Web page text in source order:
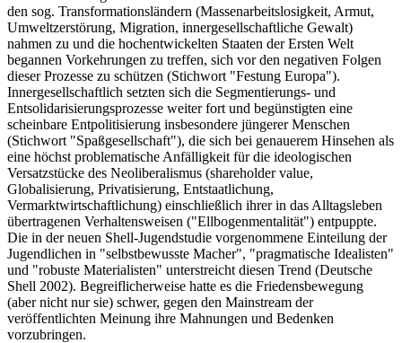
den sog. Transformationsländern (Massenarbeitslosigkeit, Armut,
Umweltzerstörung, Migration, innergesellschaftliche Gewalt)
nahmen zu und die hochentwickelten Staaten der Ersten Welt
begannen Vorkehrungen zu treffen, sich vor den negativen Folgen
dieser Prozesse zu schützen (Stichwort "Festung Europa").
Innergesellschaftlich setzten sich die Segmentierungs- und
Entsolidarisierungsprozesse weiter fort und begünstigten eine
scheinbare Entpolitisierung insbesondere jüngerer Menschen
(Stichwort "Spaßgesellschaft"), die sich bei genauerem Hinsehen als
eine höchst problematische Anfälligkeit für die ideologischen
Versatzstücke des Neoliberalismus (shareholder value,
Globalisierung, Privatisierung, Entstaatlichung,
Vermarktwirtschaftlichung) einschließlich ihrer in das Alltagsleben
übertragenen Verhaltensweisen ("Ellbogenmentalität") entpuppte.
Die in der neuen Shell-Jugendstudie vorgenommene Einteilung der
Jugendlichen in "selbstbewusste Macher", "pragmatische Idealisten"
und "robuste Materialisten" unterstreicht diesen Trend (Deutsche
Shell 2002). Begreiflicherweise hatte es die Friedensbewegung
(aber nicht nur sie) schwer, gegen den Mainstream der
veröffentlichten Meinung ihre Mahnungen und Bedenken
vorzubringen.